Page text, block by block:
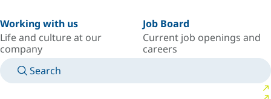
Working with us
Life and culture at our
company
Job Board
Current job openings and
careers
Search